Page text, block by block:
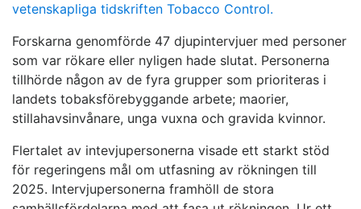
vetenskapliga tidskriften Tobacco Control.
Forskarna genomförde 47 djupintervjuer med personer
som var rökare eller nyligen hade slutat. Personerna
tillhörde någon av de fyra grupper som prioriteras i
landets tobaksförebyggande arbete; maorier,
stillahavsinvånare, unga vuxna och gravida kvinnor.
Flertalet av intevjupersonerna visade ett starkt stöd
för regeringens mål om utfasning av rökningen till
2025. Intervjupersonerna framhöll de stora